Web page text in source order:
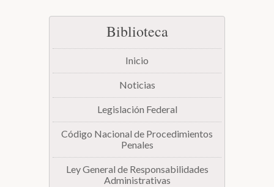
Junta de Coordinación Política
Comisiones
Biblioteca
Secretarías
Biblioteca
Inicio
Noticias
Legislación Federal
Código Nacional de Procedimientos
Penales
Ley General de Responsabilidades
Administrativas